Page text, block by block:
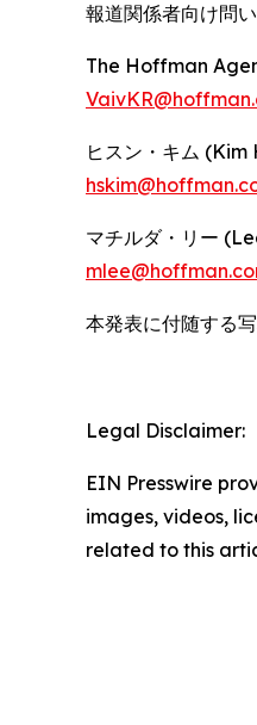
報道関係者向け問
The Hoffman
ヒスン・キム (Kim
マチルダ・リー
本発表に付随する
Legal Disclaimer:
EIN Presswire
images, videos,
related to this